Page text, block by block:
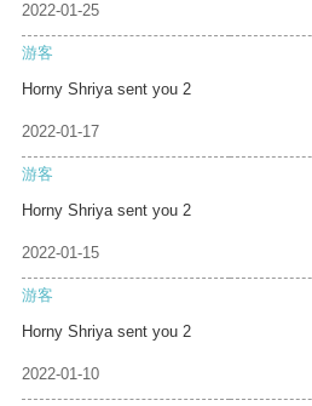
2022-01-25
游客
Horny Shriya sent you 2
2022-01-17
游客
Horny Shriya sent you 2
2022-01-15
游客
Horny Shriya sent you 2
2022-01-10